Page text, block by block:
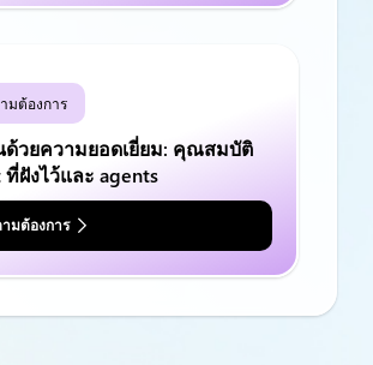
มต้องการ
ด้วยความยอดเยี่ยม: คุณสมบัติ
ฝังไว้และ agents
มต้องการ